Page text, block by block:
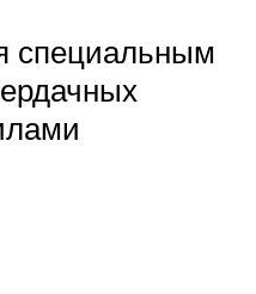
специальным